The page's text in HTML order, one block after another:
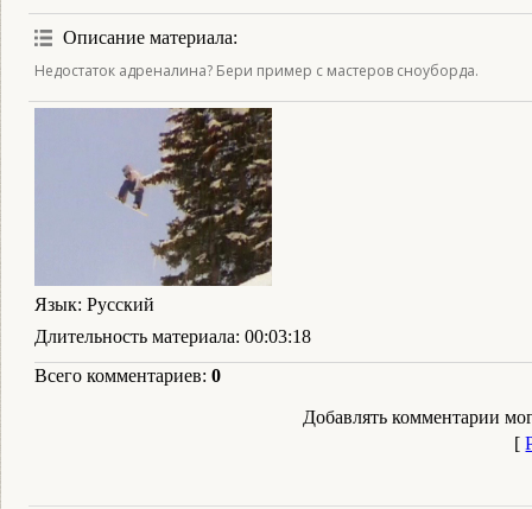
Описание материала:
Недостаток адреналина? Бери пример с мастеров сноуборда.
Язык: Русский
Длительность материала: 00:03:18
Всего комментариев: 0
Добавлять комментарии
[